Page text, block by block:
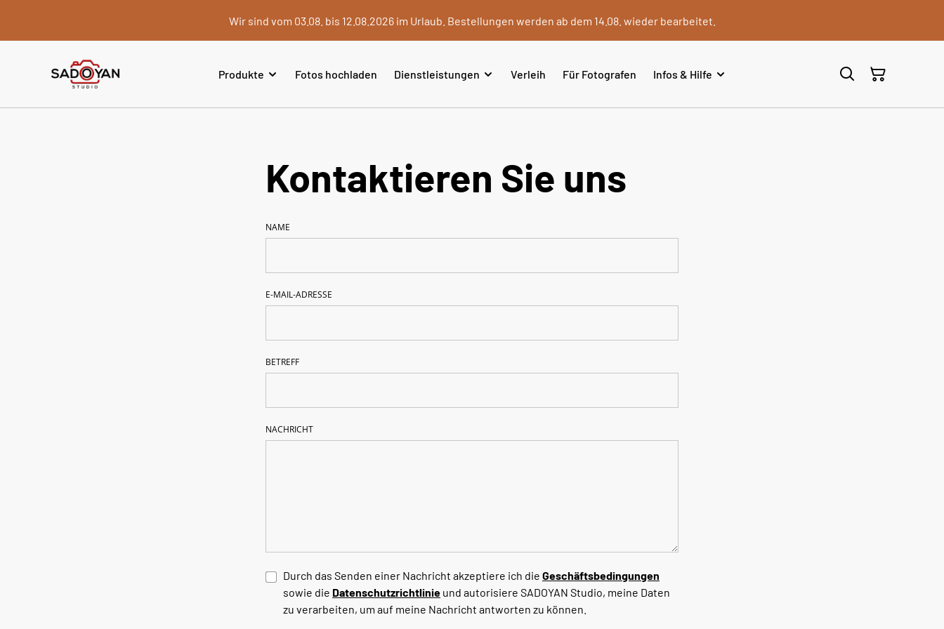
Wir sind vom 03.08. bis 12.08.2026 im Urlaub. Bestellungen werden ab dem 14.08. wieder bearbeitet.
Produkte Fotos hochladen Dienstleistungen Verleih Für Fotografen Infos & Hilfe
Kontaktieren Sie uns
NAME
E-MAIL-ADRESSE
BETREFF
NACHRICHT
Durch das Senden einer Nachricht akzeptiere ich die Geschäftsbedingungen
sowie die Datenschutzrichtlinie und autorisiere SADOYAN Studio, meine Daten
zu verarbeiten, um auf meine Nachricht antworten zu können.